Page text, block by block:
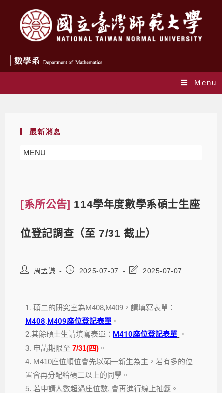
Menu
最新消息
MENU
[系所公告] 114學年度數學系碩士生座
位登記調查（至 7/31 截止）
周孟謙 2025-07-07 2025-07-07
1. 碩二的研究室為M408,M409，請填寫表單：
M408,M409座位登記表單 。
2.其餘碩士生請填寫表單： M410座位登記表單 。
3. 申請期限至7/31(四) 。
4. M410座位順位會先以碩一新生為主，若有多的位
置會再分配給碩二以上的同學。
5. 若申請人數超過座位數, 會再進行線上抽籤。